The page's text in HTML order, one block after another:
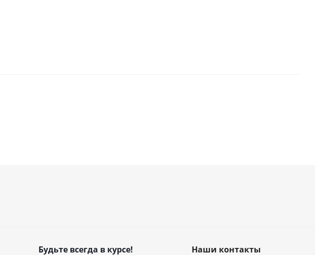
Будьте всегда в курсе! Наши контакты